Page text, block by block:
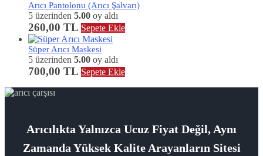
Arıcı Pantolonu (Arıcı Şalvarı)
5 üzerinden 5.00 oy aldı
260,00 TL Sepete Ekle
Süper Arıcı Maskesi
5 üzerinden 5.00 oy aldı
700,00 TL Sepete Ekle
Arıcılıkta Yalnızca Ucuz Fiyat Değil, Aynı
Zamanda Yüksek Kalite Arayanların Sitesi